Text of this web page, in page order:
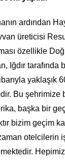
ardından
üreticisi
özellikle
Iğdır tarafında
yaklaşık
Bu şehrimize
başka bir
bizim geçim
otelcilerin